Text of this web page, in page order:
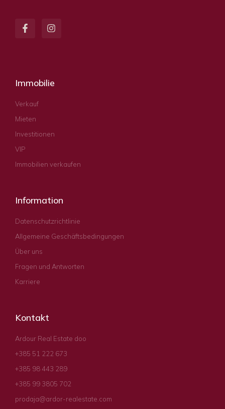
Immobilie
Verkauf
Mieten
Investitionen
VIP
Immobilien verkaufen
Information
Datenschutzrichtlinie
Allgemeine Geschäftsbedingungen
Über uns
Fragen und Antworten
Karriere
Kontakt
Ardour Real Estate doo
+385 51 222 673
+385 98 443 289
+385 99 3805 702
prodaja@ardor-realestate.com